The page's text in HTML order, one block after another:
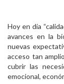
Hoy en día
avances en la
nuevas
acceso tan
cubrir las
emocional,